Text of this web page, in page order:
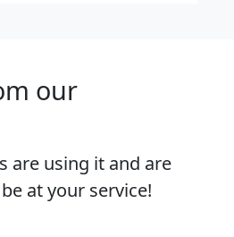
our
are using it and are
at your service!